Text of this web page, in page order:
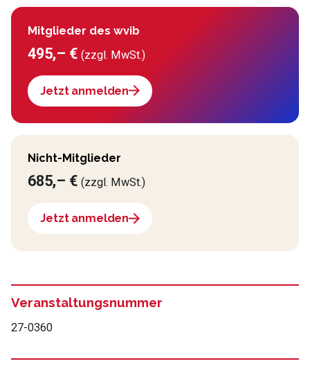
Mitglieder des wvib
495,– €(zzgl. MwSt.)
Jetzt anmelden
Nicht-Mitglieder
685,– €(zzgl. MwSt.)
Jetzt anmelden
Veranstaltungsnummer
27-0360